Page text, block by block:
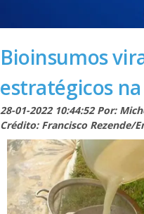
Bioinsumos
estratégicos
28-01-2022 10:44:52 Por:
Crédito: Francisco Rezende/